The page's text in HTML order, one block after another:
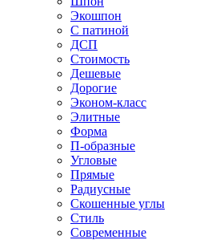
Экошпон
С патиной
ДСП
Стоимость
Дешевые
Дорогие
Эконом-класс
Элитные
Форма
П-образные
Угловые
Прямые
Радиусные
Скошенные углы
Стиль
Современные